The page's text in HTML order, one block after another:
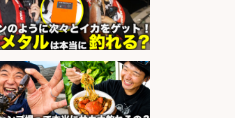
グ用品の「製品開発設
ガバス株式会社
sponsored by 求人ボックス